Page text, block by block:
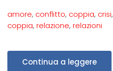
amore, conflitto, coppia, crisi,
coppia, relazione, relazioni
Continua a leggere